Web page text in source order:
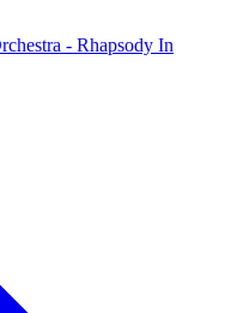
- Rhapsody In